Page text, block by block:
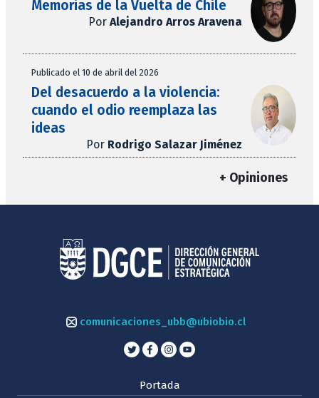
Memorias de la Vuelta de Chile
Por Alejandro Arros Aravena
Publicado el 10 de abril del 2026
Del desacuerdo a la violencia:
cuando el odio reemplaza las
ideas
Por Rodrigo Salazar Jiménez
+ Opiniones
comunicaciones_ubb@ubiobio.cl
Portada